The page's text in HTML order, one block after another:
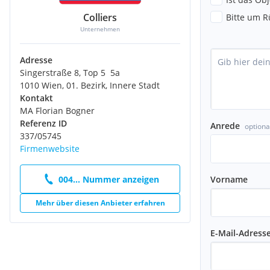
* HOLMES PLACE mit einem 5.000 m² großen Fitnessbereich
KAUTION
3-6 Bruttomonatsmieten
PROVISION
Im Falle eines Vertragsabschlusses beträgt unser Honorar lt.
Immobilienmakler, BGBI.262 und 297/1996, 3
möchten wir auf unsere allgemeinen Geschäftsbedingungen
Gerichtsstand Wien, Innere Stadt verweisen.
Alle Preisangaben verstehen sich pro Monat, zzgl. der
Weitere Objekte finden Sie auch auf unserer Website http://
Colliers
Unternehmen
Adresse
Singerstraße 8, Top 5  5a
1010 Wien, 01. Bezirk, Innere Stadt
Kontakt
MA Florian Bogner
Referenz ID
337/05745
Firmenwebsite
004... Nummer anzeigen
Mehr über diesen Anbieter erfahren
Bitte um
Anrede
Vorname
E-Mail-